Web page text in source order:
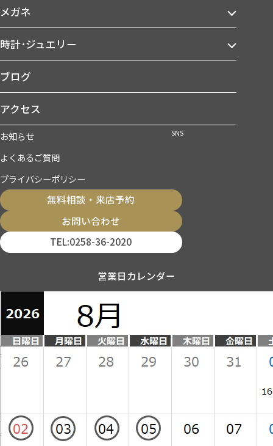
メガネ
時計･ジュエリー
ブログ
アクセス
お知らせ
よくあるご質問
プライバシーポリシー
SNS
無料相談・来店予約
お問い合わせ
TEL:0258-36-2020
営業日カレンダー